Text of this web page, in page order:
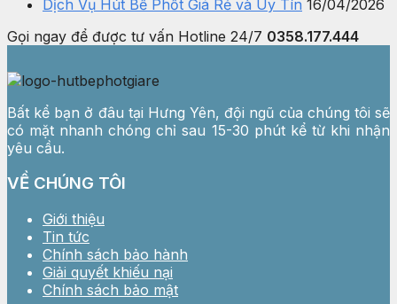
Dịch Vụ Hút Bể Phốt Giá Rẻ và Uy Tín 16/04/2026
Gọi ngay để được tư vấn Hotline 24/7 0358.177.444
Bất kể bạn ở đâu tại Hưng Yên, đội ngũ của chúng tôi sẽ
có mặt nhanh chóng chỉ sau 15-30 phút kể từ khi nhận
yêu cầu.
VỀ CHÚNG TÔI
Giới thiệu
Tin tức
Chính sách bảo hành
Giải quyết khiếu nại
Chính sách bảo mật